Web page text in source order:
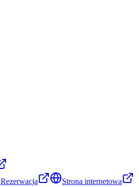
Rezerwacja Strona internetowa